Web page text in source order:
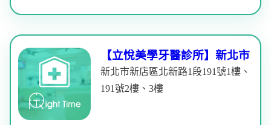
【立悅美學牙醫診所】新北市
新北市新店區北新路1段191號1樓、
191號2樓、3樓